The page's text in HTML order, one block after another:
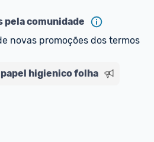
pela comunidade
novas promoções dos termos
papel higienico folha